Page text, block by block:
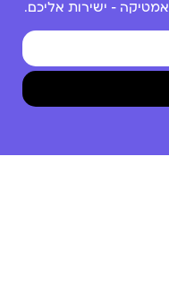
– ישירות אליכם.